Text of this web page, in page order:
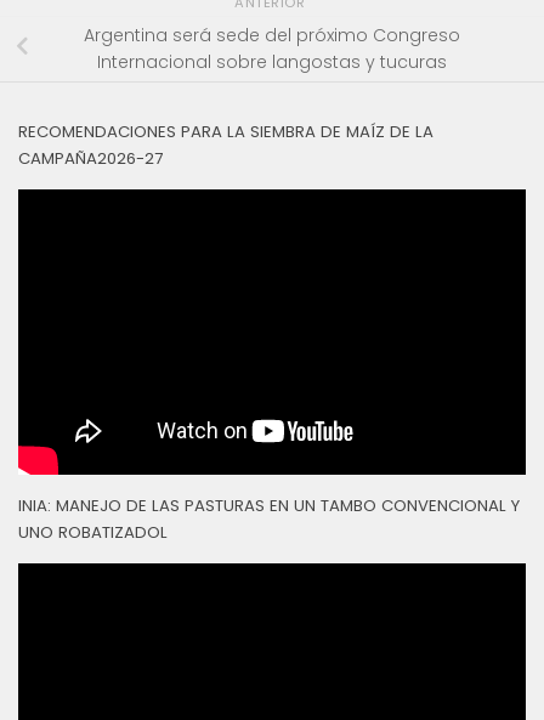
Argentina será sede del próximo Congreso
Internacional sobre langostas y tucuras
RECOMENDACIONES PARA LA SIEMBRA DE MAÍZ DE LA
CAMPAÑA2026-27
INIA: MANEJO DE LAS PASTURAS EN UN TAMBO CONVENCIONAL Y
UNO ROBATIZADOL